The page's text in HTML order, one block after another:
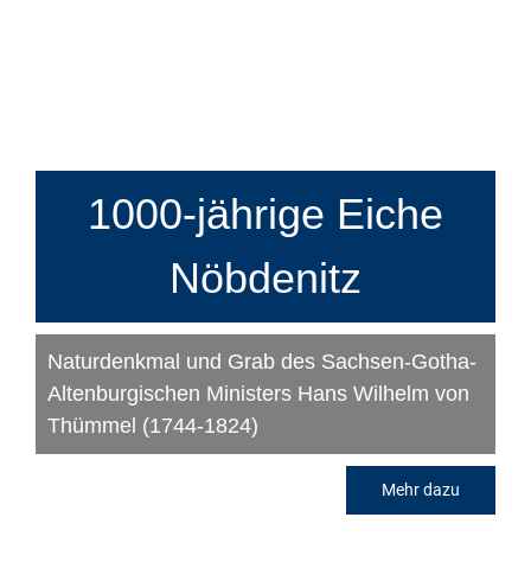
1000-jährige Eiche
Nöbdenitz
Naturdenkmal und Grab des Sachsen-Gotha-
Altenburgischen Ministers Hans Wilhelm von
Thümmel (1744-1824)
Mehr dazu